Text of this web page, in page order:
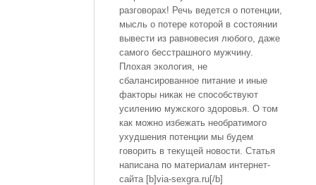
разговорах! Речь ведется о потенции,
мысль о потере которой в состоянии
вывести из равновесия любого, даже
самого бесстрашного мужчину.
Плохая экология, не
сбалансированное питание и иные
факторы никак не способствуют
усилению мужского здоровья. О том
как можно избежать необратимого
ухудшения потенции мы будем
говорить в текущей новости. Статья
написана по материалам интернет-
сайта [b]via-sexgra.ru[/b]